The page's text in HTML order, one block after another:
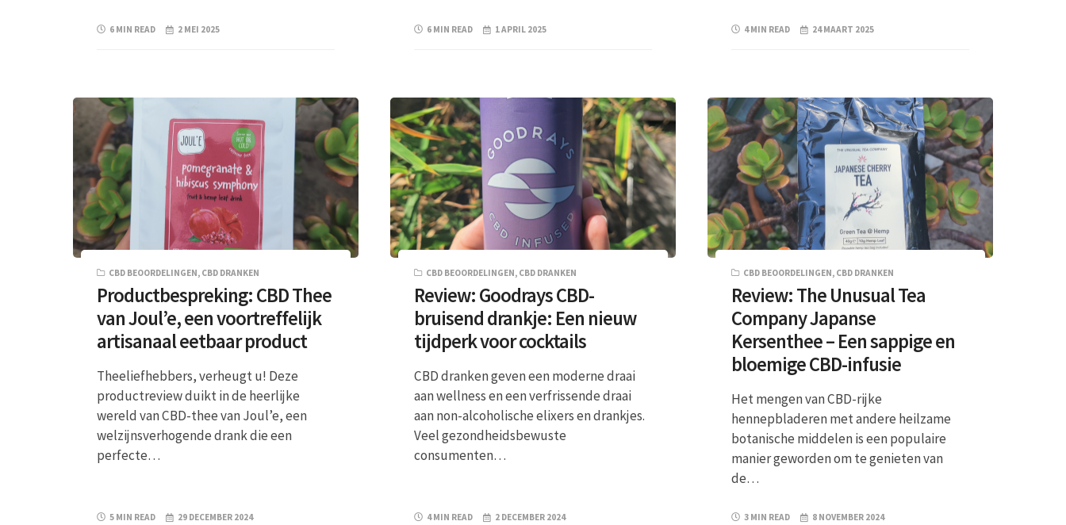
6 MIN READ 2 MEI 2025 6 MIN READ 1 APRIL 2025 4 MIN READ 24 MAART 2025
CBD BEOORDELINGEN, CBD DRANKEN
Productbespreking: CBD Thee
van Joul’e, een voortreffelijk
artisanaal eetbaar product
Theeliefhebbers, verheugt u! Deze
productreview duikt in de heerlijke
wereld van CBD-thee van Joul’e, een
welzijnsverhogende drank die een
perfecte…
5 MIN READ 29 DECEMBER 2024
CBD BEOORDELINGEN, CBD DRANKEN
Review: Goodrays CBD-
bruisend drankje: Een nieuw
tijdperk voor cocktails
CBD dranken geven een moderne draai
aan wellness en een verfrissende draai
aan non-alcoholische elixers en drankjes.
Veel gezondheidsbewuste
consumenten…
4 MIN READ 2 DECEMBER 2024
CBD BEOORDELINGEN, CBD DRANKEN
Review: The Unusual Tea
Company Japanse
Kersenthee – Een sappige en
bloemige CBD-infusie
Het mengen van CBD-rijke
hennepbladeren met andere heilzame
botanische middelen is een populaire
manier geworden om te genieten van
de…
3 MIN READ 8 NOVEMBER 2024